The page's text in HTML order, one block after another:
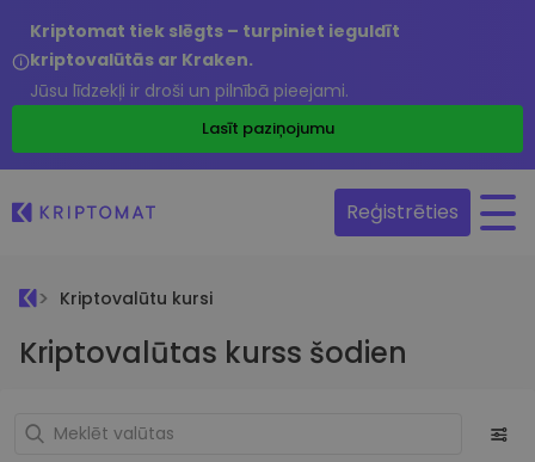
Kriptomat tiek slēgts – turpiniet ieguldīt
kriptovalūtās ar Kraken.
Jūsu līdzekļi ir droši un pilnībā pieejami.
Lasīt paziņojumu
Reģistrēties
Kriptovalūtu kursi
Kriptovalūtas kurss šodien